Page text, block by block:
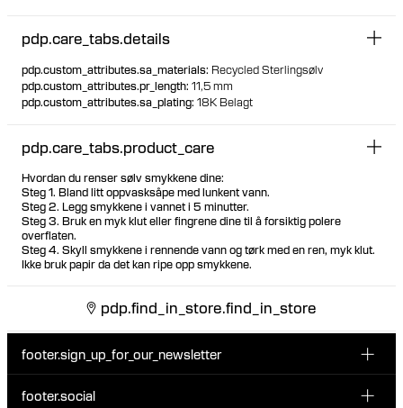
pdp.care_tabs.details
pdp.custom_attributes.sa_materials: Recycled Sterlingsølv
pdp.custom_attributes.pr_length: 11,5 mm
pdp.custom_attributes.sa_plating: 18K Belagt
pdp.care_tabs.product_care
Hvordan du renser sølv smykkene dine:
Steg 1. Bland litt oppvasksåpe med lunkent vann.
Steg 2. Legg smykkene i vannet i 5 minutter.
Steg 3. Bruk en myk klut eller fingrene dine til å forsiktig polere
overflaten.
Steg 4. Skyll smykkene i rennende vann og tørk med en ren, myk klut.
Ikke bruk papir da det kan ripe opp smykkene.
pdp.find_in_store.find_in_store
footer.sign_up_for_our_newsletter
footer.social